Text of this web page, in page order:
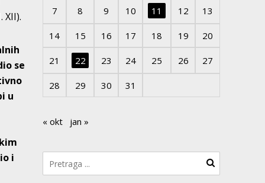
XII).
se
u
i
7 8 9 10 11 12 13
14 15 16 17 18 19 20
21 22 23 24 25 26 27
28 29 30 31
« okt jan »